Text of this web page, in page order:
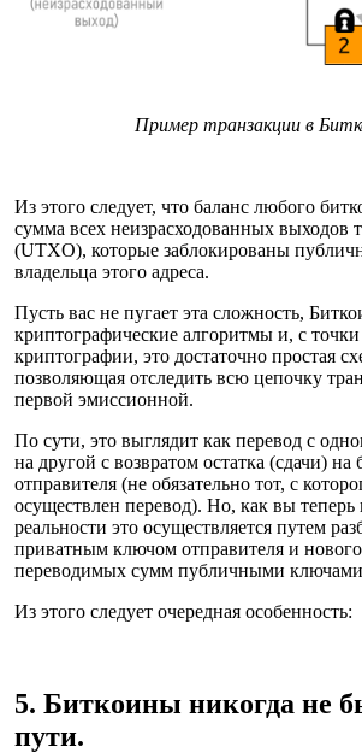
Пример транзакции в
Из этого следует, что баланс любого
сумма всех неизрасходованных выходов
(UTXO), которые заблокированы
владельца этого адреса.
Пусть вас не пугает эта сложность,
криптографические алгоритмы и, с точки
криптографии, это достаточно простая
позволяющая отследить всю цепочку
первой эмиссионной.
По сути, это выглядит как перевод с
на другой с возвратом остатка (сдачи) на
отправителя (не обязательно тот, с
осуществлен перевод). Но, как вы теперь
реальности это осуществляется путем
приватным ключом отправителя и
переводимых сумм публичными ключами
Из этого следует очередная особенность:
5. Биткоины никогда не
пути.